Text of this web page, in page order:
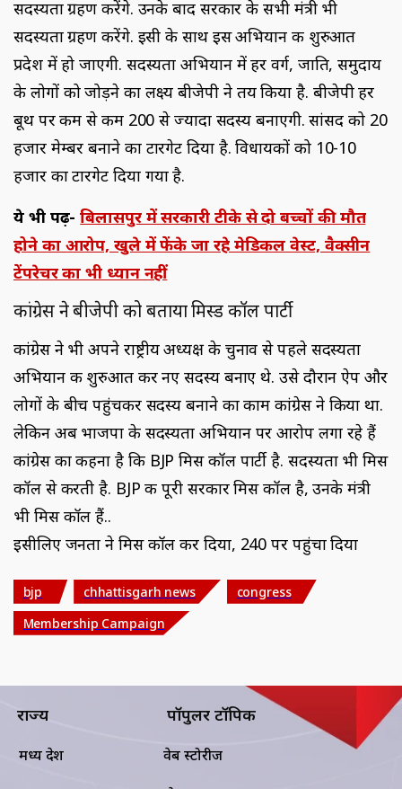
सदस्यता ग्रहण करेंगे. उनके बाद सरकार के सभी मंत्री भी
सदस्यता ग्रहण करेंगे. इसी के साथ इस अभियान की शुरुआत
प्रदेश में हो जाएगी. सदस्‍यता अभियान में हर वर्ग, जाति, समुदाय
के लोगों को जोड़ने का लक्ष्‍य बीजेपी ने तय किया है. बीजेपी हर
बूथ पर कम से कम 200 से ज्‍यादा सदस्‍य बनाएगी. सांसद को 20
हजार मेम्‍बर बनाने का टारगेट दिया है. विधायकों को 10-10
हजार का टारगेट दिया गया है.
ये भी पढ़ें-बिलासपुर में सरकारी टीके से दो बच्चों की मौत
होने का आरोप, खुले में फेंके जा रहे मेडिकल वेस्ट, वैक्सीन
टेंपरेचर का भी ध्यान नहीं
कांग्रेस ने बीजेपी को बताया मिस्ड कॉल पार्टी
कांग्रेस ने भी अपने राष्ट्रीय अध्यक्ष के चुनाव से पहले सदस्यता
अभियान की शुरुआत कर नए सदस्य बनाए थे. उसे दौरान ऐप और
लोगों के बीच पहुंचकर सदस्य बनाने का काम कांग्रेस ने किया था.
लेकिन अब भाजपा के सदस्यता अभियान पर आरोप लगा रहे हैं
कांग्रेस का कहना है कि BJP मिस कॉल पार्टी है. सदस्यता भी मिस
कॉल से करती है. BJP की पूरी सरकार मिस कॉल है, उनके मंत्री
भी मिस कॉल हैं..
इसीलिए जनता ने मिस कॉल कर दिया, 240 पर पहुंचा दिया
bjp chhattisgarh news
congress
Membership Campaign
राज्य
मध्य प्रदेश
पॉपुलर टॉपिक
वेब स्टोरीज